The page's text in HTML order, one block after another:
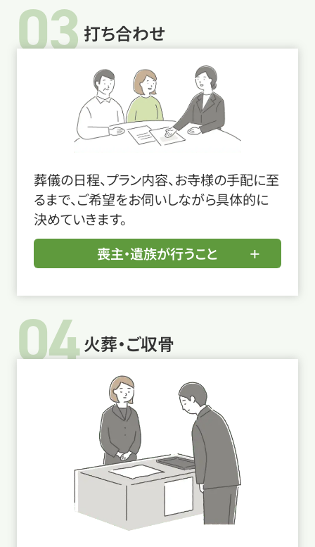
03打ち合わせ
葬儀の日程、プラン内容、お寺様の手配に至
るまで、ご希望をお伺いしながら具体的に
決めていきます。
喪主・遺族が行うこと
04火葬・ご収骨